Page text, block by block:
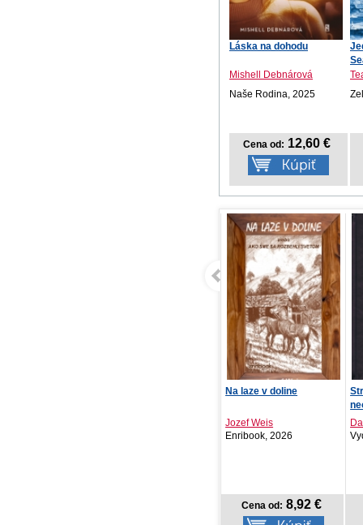
Láska na dohodu
Mishell Debnárová
Naše Rodina, 2025
Cena od: 12,60 €
Na laze v doline
Jozef Weis
Enribook, 2026
Cena od: 8,92 €